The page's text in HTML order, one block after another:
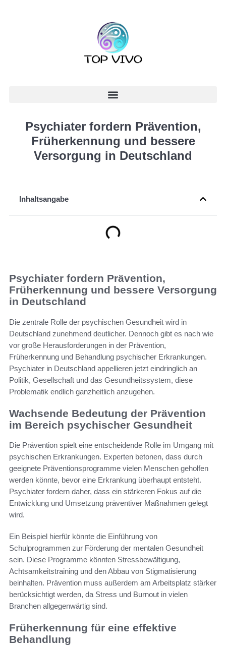
Psychiater fordern Prävention,
Früherkennung und bessere
Versorgung in Deutschland
Inhaltsangabe
Psychiater fordern Prävention,
Früherkennung und bessere Versorgung
in Deutschland
Die zentrale Rolle der psychischen Gesundheit wird in
Deutschland zunehmend deutlicher. Dennoch gibt es nach wie
vor große Herausforderungen in der Prävention,
Früherkennung und Behandlung psychischer Erkrankungen.
Psychiater in Deutschland appellieren jetzt eindringlich an
Politik, Gesellschaft und das Gesundheitssystem, diese
Problematik endlich ganzheitlich anzugehen.
Wachsende Bedeutung der Prävention
im Bereich psychischer Gesundheit
Die Prävention spielt eine entscheidende Rolle im Umgang mit
psychischen Erkrankungen. Experten betonen, dass durch
geeignete Präventionsprogramme vielen Menschen geholfen
werden könnte, bevor eine Erkrankung überhaupt entsteht.
Psychiater fordern daher, dass ein stärkeren Fokus auf die
Entwicklung und Umsetzung präventiver Maßnahmen gelegt
wird.
Ein Beispiel hierfür könnte die Einführung von
Schulprogrammen zur Förderung der mentalen Gesundheit
sein. Diese Programme könnten Stressbewältigung,
Achtsamkeitstraining und den Abbau von Stigmatisierung
beinhalten. Prävention muss außerdem am Arbeitsplatz stärker
berücksichtigt werden, da Stress und Burnout in vielen
Branchen allgegenwärtig sind.
Früherkennung für eine effektive
Behandlung